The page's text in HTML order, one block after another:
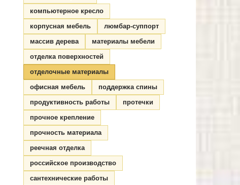
компьютерное кресло
корпусная мебель
люмбар-суппорт
массив дерева
материалы мебели
отделка поверхностей
отделочные материалы
офисная мебель
поддержка спины
продуктивность работы
протечки
прочное крепление
прочность материала
реечная отделка
российское производство
сантехнические работы